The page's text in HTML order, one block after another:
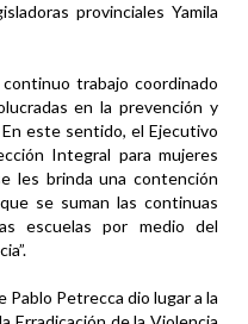
provinciales Yamila
trabajo coordinado
en la prevención y
este sentido, el Ejecutivo
Integral para mujeres
les brinda una contención
se suman las continuas
escuelas por medio del
Petrecca dio lugar a la